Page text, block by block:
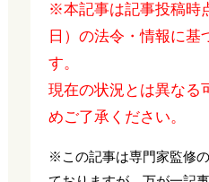
※本記事は記事投稿時
日）の法令・情報に基
す。
現在の状況とは異なる
めご了承ください。
※この記事は専門家監修